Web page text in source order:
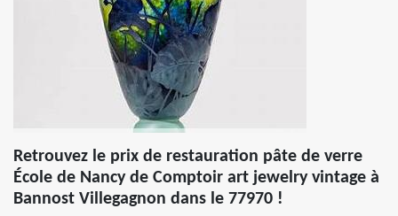
Retrouvez le prix de restauration pâte de verre
École de Nancy de Comptoir art jewelry vintage à
Bannost Villegagnon dans le 77970 !